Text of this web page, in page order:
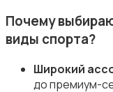
Почему
виды спорта?
Широкий
до премиум-